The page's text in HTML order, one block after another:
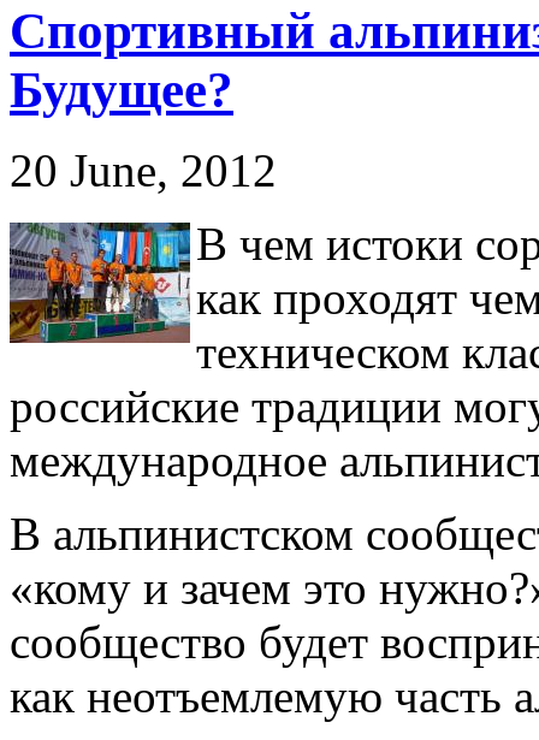
Спортивный
Будущее?
20 June, 2012
В чем истоки
как проходят
техническом
российские традиции
международное
В альпинистском
«кому и зачем это
сообщество будет
как неотъемлемую часть